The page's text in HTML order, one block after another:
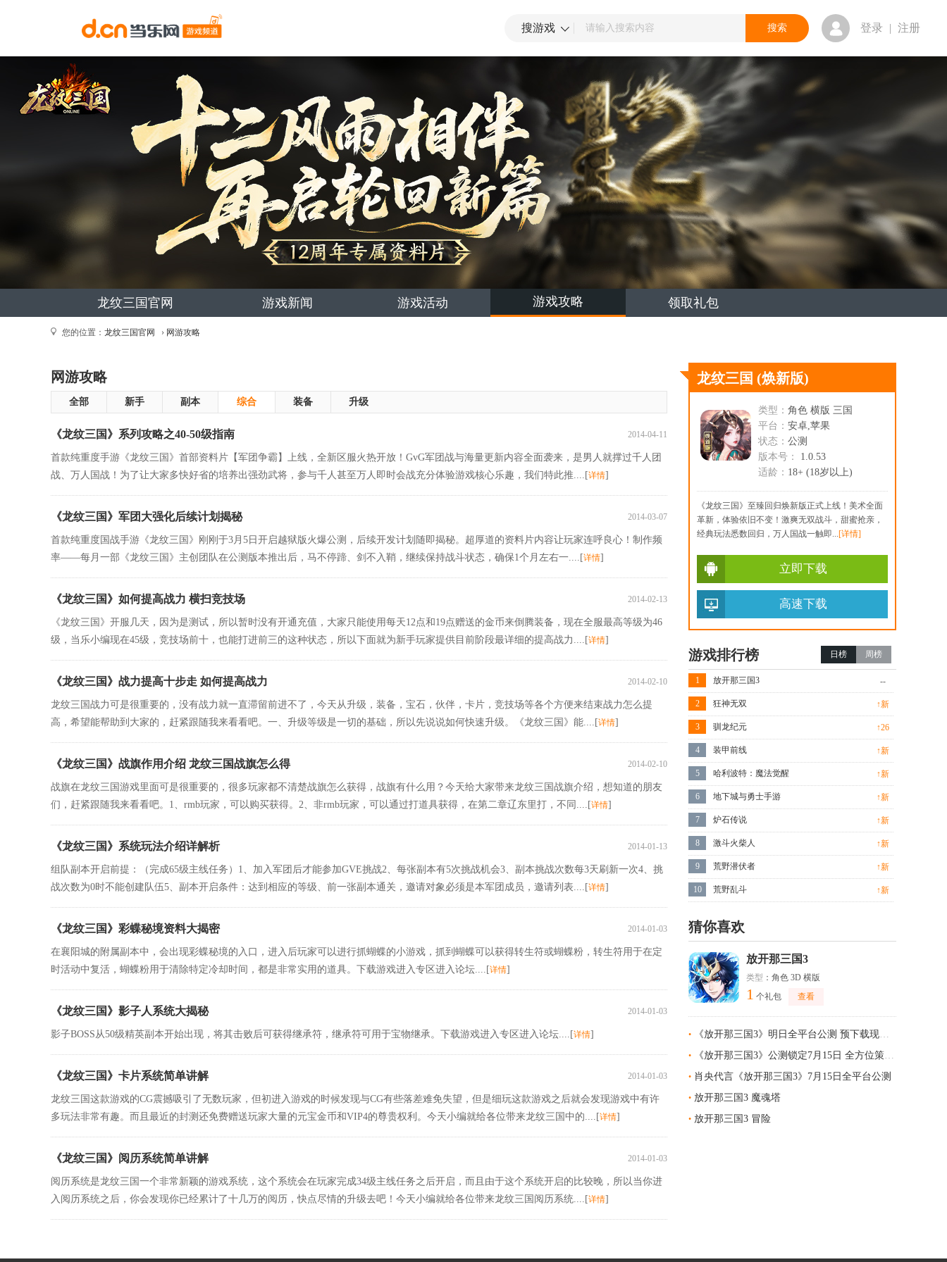
搜游戏 登录 | 注册
龙纹三国官网 游戏新闻 游戏活动 游戏攻略 领取礼包
您的位置： 龙纹三国官网 › 网游攻略
网游攻略
全部 新手 副本 综合 装备 升级
《龙纹三国》系列攻略之40-50级指南 2014-04-11
首款纯重度手游《龙纹三国》首部资料片【军团争霸】上线，全新区服火热开放！GvG军团战与海量更新内容全面袭来，是男人就撑过千人团
战、万人国战！为了让大家多快好省的培养出强劲武将，参与千人甚至万人即时会战充分体验游戏核心乐趣，我们特此推....[详情]
《龙纹三国》军团大强化后续计划揭秘 2014-03-07
首款纯重度国战手游《龙纹三国》刚刚于3月5日开启越狱版火爆公测，后续开发计划随即揭秘。超厚道的资料片内容让玩家连呼良心！制作频
率——每月一部《龙纹三国》主创团队在公测版本推出后，马不停蹄、剑不入鞘，继续保持战斗状态，确保1个月左右一....[详情]
《龙纹三国》如何提高战力 横扫竞技场 2014-02-13
《龙纹三国》开服几天，因为是测试，所以暂时没有开通充值，大家只能使用每天12点和19点赠送的金币来倒腾装备，现在全服最高等级为46
级，当乐小编现在45级，竞技场前十，也能打进前三的这种状态，所以下面就为新手玩家提供目前阶段最详细的提高战力....[详情]
《龙纹三国》战力提高十步走 如何提高战力 2014-02-10
龙纹三国战力可是很重要的，没有战力就一直滞留前进不了，今天从升级，装备，宝石，伙伴，卡片，竞技场等各个方便来结束战力怎么提
高，希望能帮助到大家的，赶紧跟随我来看看吧。一、升级等级是一切的基础，所以先说说如何快速升级。《龙纹三国》能....[详情]
《龙纹三国》战旗作用介绍 龙纹三国战旗怎么得 2014-02-10
战旗在龙纹三国游戏里面可是很重要的，很多玩家都不清楚战旗怎么获得，战旗有什么用？今天给大家带来龙纹三国战旗介绍，想知道的朋友
们，赶紧跟随我来看看吧。1、rmb玩家，可以购买获得。2、非rmb玩家，可以通过打道具获得，在第二章辽东里打，不同....[详情]
《龙纹三国》系统玩法介绍详解析 2014-01-13
组队副本开启前提：（完成65级主线任务）1、加入军团后才能参加GVE挑战2、每张副本有5次挑战机会3、副本挑战次数每3天刷新一次4、挑
战次数为0时不能创建队伍5、副本开启条件：达到相应的等级、前一张副本通关，邀请对象必须是本军团成员，邀请列表....[详情]
《龙纹三国》彩蝶秘境资料大揭密 2014-01-03
在襄阳城的附属副本中，会出现彩蝶秘境的入口，进入后玩家可以进行抓蝴蝶的小游戏，抓到蝴蝶可以获得转生符或蝴蝶粉，转生符用于在定
时活动中复活，蝴蝶粉用于清除特定冷却时间，都是非常实用的道具。下载游戏进入专区进入论坛....[详情]
《龙纹三国》影子人系统大揭秘 2014-01-03
影子BOSS从50级精英副本开始出现，将其击败后可获得继承符，继承符可用于宝物继承。下载游戏进入专区进入论坛....[详情]
《龙纹三国》卡片系统简单讲解 2014-01-03
龙纹三国这款游戏的CG震撼吸引了无数玩家，但初进入游戏的时候发现与CG有些落差难免失望，但是细玩这款游戏之后就会发现游戏中有许
多玩法非常有趣。而且最近的封测还免费赠送玩家大量的元宝金币和VIP4的尊贵权利。今天小编就给各位带来龙纹三国中的....[详情]
《龙纹三国》阅历系统简单讲解 2014-01-03
阅历系统是龙纹三国一个非常新颖的游戏系统，这个系统会在玩家完成34级主线任务之后开启，而且由于这个系统开启的比较晚，所以当你进
入阅历系统之后，你会发现你已经累计了十几万的阅历，快点尽情的升级去吧！今天小编就给各位带来龙纹三国阅历系统....[详情]
龙纹三国 (焕新版)
类型： 角色 横版 三国
平台： 安卓,苹果
状态： 公测
版本号：
1.0.53
适龄： 18+ (18岁以上)
《龙纹三国》至臻回归焕新版正式上线！美术全面
革新，体验依旧不变！激爽无双战斗，甜蜜抢亲，
经典玩法悉数回归，万人国战一触即...[详情]
立即下载
高速下载
游戏排行榜 日榜 周榜
1 放开那三国3 --
2 狂神无双 ↑新
3 驯龙纪元 ↑26
4 装甲前线 ↑新
5 哈利波特：魔法觉醒 ↑新
6 地下城与勇士手游 ↑新
7 炉石传说 ↑新
8 激斗火柴人 ↑新
9 荒野潜伏者 ↑新
10 荒野乱斗 ↑新
猜你喜欢
放开那三国3
类型 ：角色 3D 横版
1 个礼包 查看
• 《放开那三国3》明日全平台公测 预下载现已开启
• 《放开那三国3》公测锁定7月15日 全方位策略体系智胜战场
• 肖央代言《放开那三国3》7月15日全平台公测
• 放开那三国3 魔魂塔
• 放开那三国3 冒险